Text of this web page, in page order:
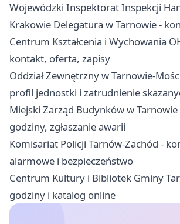
Wojewódzki Inspektorat Inspekcji
Krakowie Delegatura w Tarnowie -
Centrum Kształcenia i Wychowania
kontakt, oferta, zapisy
Oddział Zewnętrzny w Tarnowie-
profil jednostki i zatrudnienie
Miejski Zarząd Budynków w
godziny, zgłaszanie awarii
Komisariat Policji Tarnów-Zachód -
alarmowe i bezpieczeństwo
Centrum Kultury i Bibliotek Gminy
godziny i katalog online